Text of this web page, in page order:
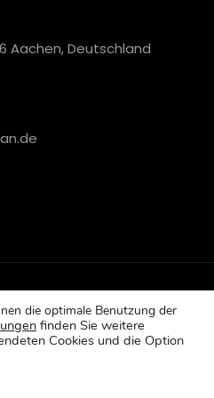
Aachen, Deutschland
Ing. Kurt Schleip
von
die optimale Benutzung der
finden Sie weitere
Cookies und die Option